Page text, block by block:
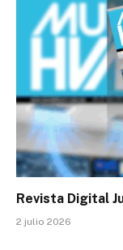
Revista Digital
2 julio 2026